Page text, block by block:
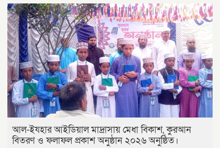
আল-ইযহার আইডিয়াল মাদ্রাসায় মেধা বিকাশ, কুরআন
বিতরণ ও ফলাফল প্রকাশ অনুষ্ঠান ২০২৬ অনুষ্ঠিত।